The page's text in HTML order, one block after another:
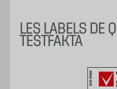
LES LABELS DE
TESTFAKTA